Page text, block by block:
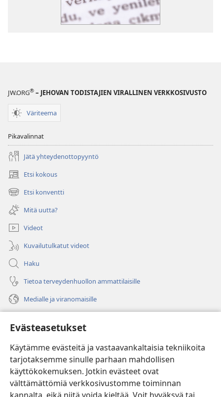
Evästeasetukset
Käytämme evästeitä ja vastaavankaltaisia tekniikoita
tarjotaksemme sinulle parhaan mahdollisen
käyttökokemuksen. Jotkin evästeet ovat
välttämättömiä verkkosivustomme toiminnan
JW.ORG® – JEHOVAN TODISTAJIEN VIRALLINEN VERKKOSIVUSTO
Väriteema
Pikavalinnat
Jätä yhteydenottopyyntö
Etsi kokous
(avaa
uuden
ikkunan)
Etsi konventti
(avaa
uuden
ikkunan)
Mitä uutta?
Videot
Kuvailutulkatut videot
Haku
Tietoa terveydenhuollon ammattilaisille
Medialle ja viranomaisille
(avaa
uuden
ikkunan)Vartiotornin VERKKOKIRJASTO
(avaa
uuden
ikkunan)JW Hub